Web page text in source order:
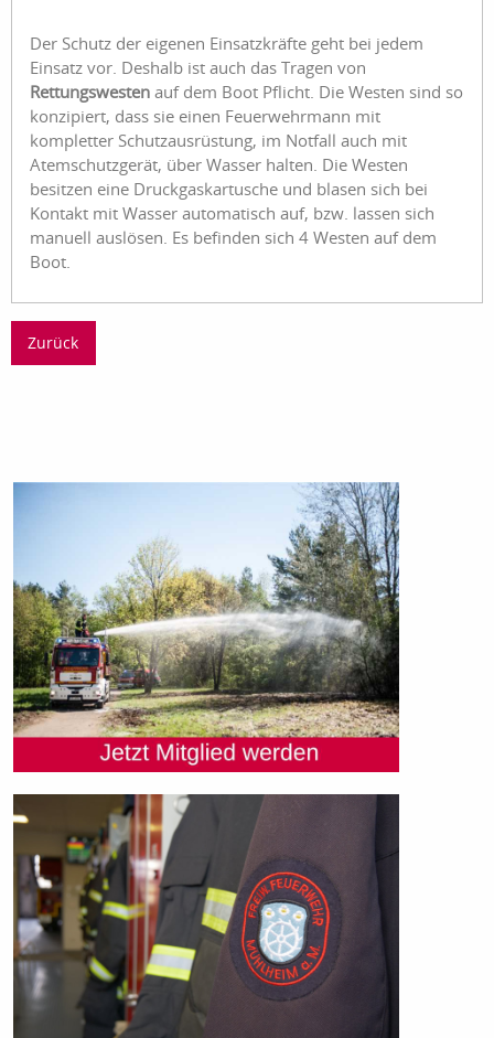
Der Schutz der eigenen Einsatzkräfte geht bei jedem
Einsatz vor. Deshalb ist auch das Tragen von
Rettungswesten auf dem Boot Pflicht. Die Westen sind so
konzipiert, dass sie einen Feuerwehrmann mit
kompletter Schutzausrüstung, im Notfall auch mit
Atemschutzgerät, über Wasser halten. Die Westen
besitzen eine Druckgaskartusche und blasen sich bei
Kontakt mit Wasser automatisch auf, bzw. lassen sich
manuell auslösen. Es befinden sich 4 Westen auf dem
Boot.
Zurück